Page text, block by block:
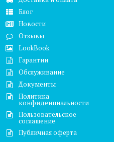
Блог
Новости
Отзывы
LookBook
Гарантии
Обслуживание
Документы
Политика
конфиденциальности
Пользовательское
соглашение
Публичная оферта